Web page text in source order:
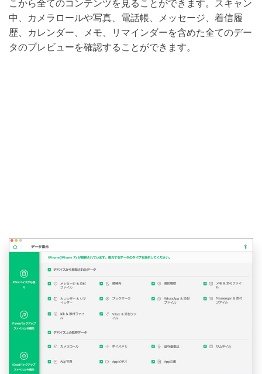
こから全てのコンテンツを見ることができます。スキャン
中、カメラロールや写真、電話帳、メッセージ、着信履
歴、カレンダー、メモ、リマインダーを含めた全てのデー
タのプレビューを確認することができます。